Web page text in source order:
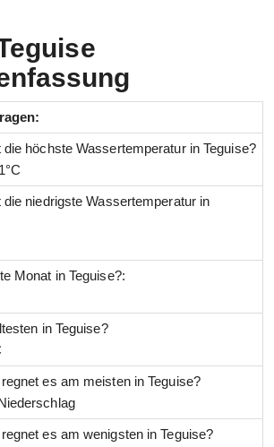
höchste Wassertemperatur in Teguise?
niedrigste Wassertemperatur in
Monat in Teguise?:
in Teguise?
es am meisten in Teguise?
es am wenigsten in Teguise?